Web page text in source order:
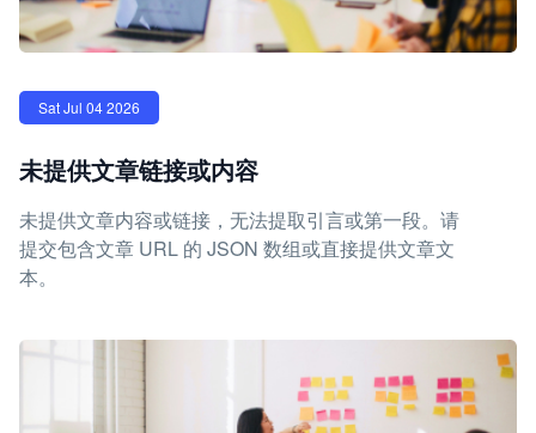
Sat Jul 04 2026
未提供文章链接或内容
未提供文章内容或链接，无法提取引言或第一段。请
提交包含文章 URL 的 JSON 数组或直接提供文章文
本。